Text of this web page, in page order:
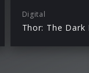
Digital